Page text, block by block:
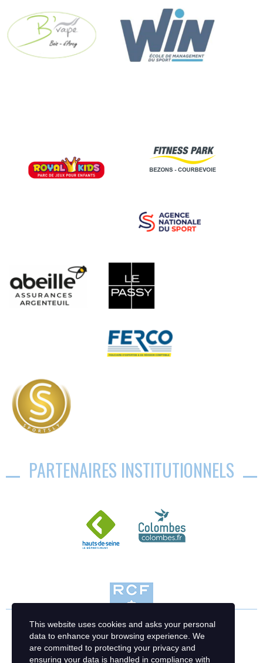
PARTENAIRES INSTITUTIONNELS
This website uses cookies and asks your personal
data to enhance your browsing experience. We
are committed to protecting your privacy and
ensuring your data is handled in compliance with